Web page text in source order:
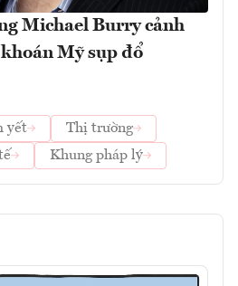
Michael Burry cảnh
Mỹ sụp đổ
yết
Thị trường
Khung pháp lý